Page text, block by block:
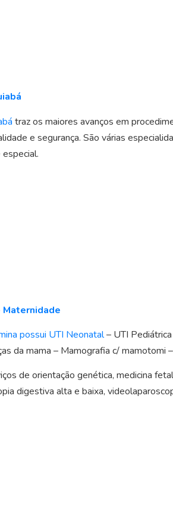
traz os maiores avanços em
e segurança. São várias
possui UTI Neonatal– UTI
da mama – Mamografia c/ mamotomi
de orientação genética, medicina
digestiva alta e baixa,